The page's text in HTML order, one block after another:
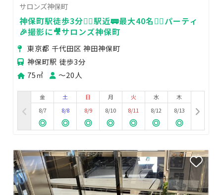
サロンズ神保町
神保町駅徒歩3分🚶‍♂️駅近🚃最大40名🙆‍♀️パーティ
🎉撮影に🎥サロンズ神保町
東京都 千代田区 神田神保町
神保町駅 徒歩3分
75㎡
〜20人
金
8/7
土
8/8
日
8/9
月
8/10
火
8/11
水
8/12
木
8/13